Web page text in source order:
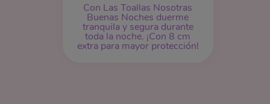
Con Las Toallas Nosotras
Buenas Noches duerme
tranquila y segura durante
toda la noche. ¡Con 8 cm
extra para mayor protección!